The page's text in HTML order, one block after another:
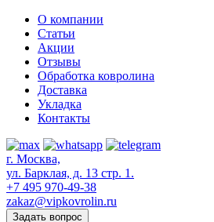
О компании
Статьи
Акции
Отзывы
Обработка ковролина
Доставка
Укладка
Контакты
г. Москва,
ул. Барклая, д. 13 стр. 1.
+7 495 970-49-38
zakaz@vipkovrolin.ru
Задать вопрос